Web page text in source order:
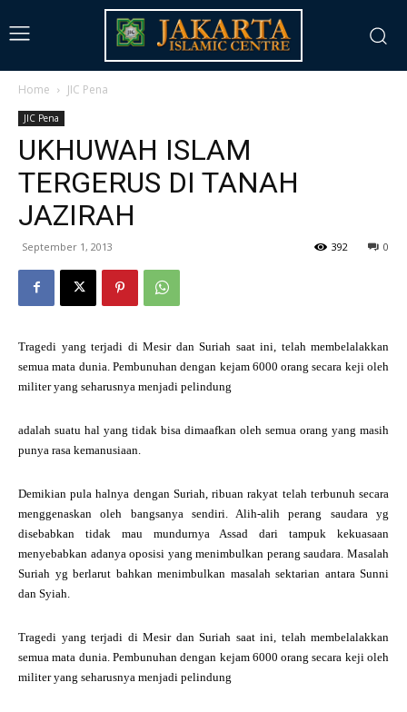
Home JIC Pena
JIC Pena
UKHUWAH ISLAM
TERGERUS DI TANAH
JAZIRAH
September 1, 2013 0
392
Tragedi yang terjadi di Mesir dan Suriah saat ini, telah membelalakkan
semua mata dunia. Pembunuhan dengan kejam 6000 orang secara keji oleh
militer yang seharusnya menjadi pelindung
adalah suatu hal yang tidak bisa dimaafkan oleh semua orang yang masih
punya rasa kemanusiaan.
Demikian pula halnya dengan Suriah, ribuan rakyat telah terbunuh secara
menggenaskan oleh bangsanya sendiri. Alih-alih perang saudara yg
disebabkan tidak mau mundurnya Assad dari tampuk kekuasaan
menyebabkan adanya oposisi yang menimbulkan perang saudara. Masalah
Suriah yg berlarut bahkan menimbulkan masalah sektarian antara Sunni
dan Syiah.
Tragedi yang terjadi di Mesir dan Suriah saat ini, telah membelalakkan
semua mata dunia. Pembunuhan dengan kejam 6000 orang secara keji oleh
militer yang seharusnya menjadi pelindung